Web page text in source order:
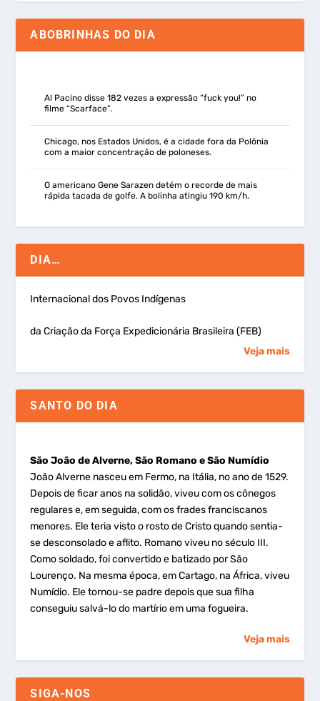
ABOBRINHAS DO DIA
Al Pacino disse 182 vezes a expressão “fuck you!” no
filme “Scarface”.
Chicago, nos Estados Unidos, é a cidade fora da Polônia
com a maior concentração de poloneses.
O americano Gene Sarazen detém o recorde de mais
rápida tacada de golfe. A bolinha atingiu 190 km/h.
DIA…
Internacional dos Povos Indígenas
da Criação da Força Expedicionária Brasileira (FEB)
Veja mais
SANTO DO DIA
São João de Alverne, São Romano e São Numídio
João Alverne nasceu em Fermo, na Itália, no ano de 1529.
Depois de ficar anos na solidão, viveu com os cônegos
regulares e, em seguida, com os frades franciscanos
menores. Ele teria visto o rosto de Cristo quando sentia-
se desconsolado e aflito. Romano viveu no século III.
Como soldado, foi convertido e batizado por São
Lourenço. Na mesma época, em Cartago, na África, viveu
Numídio. Ele tornou-se padre depois que sua filha
conseguiu salvá-lo do martírio em uma fogueira.
Veja mais
SIGA-NOS